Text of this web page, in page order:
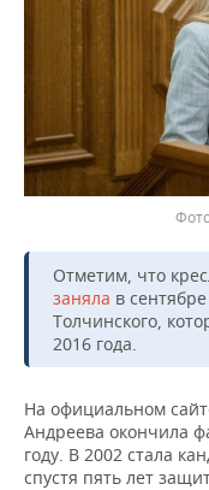
Отметим, что
заняла в
Толчинского,
2016 года.
На официальном
Андреева окончила
году. В 2002 стала
спустя пять лет